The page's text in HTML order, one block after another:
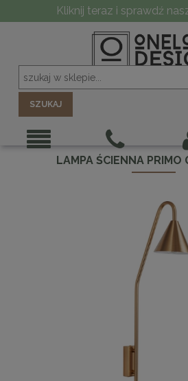
Kliknij teraz i sprawdź
SZUKAJ
LAMPA ŚCIENNA PRIMO